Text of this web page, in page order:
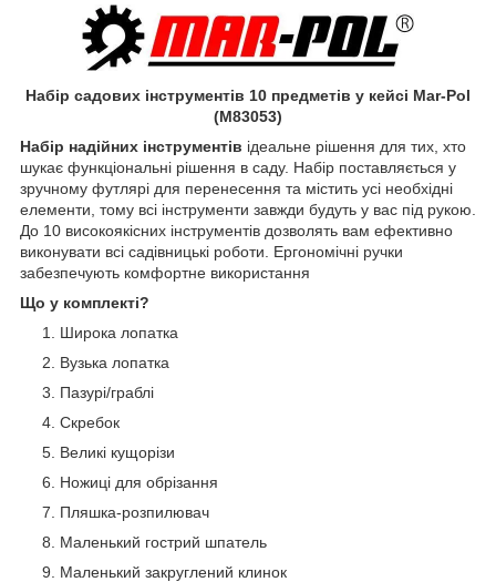
Набір садових інструментів 10 предметів у кейсі Mar-Pol
(M83053)
Набір надійних інструментів ідеальне рішення для тих, хто
шукає функціональні рішення в саду. Набір поставляється у
зручному футлярі для перенесення та містить усі необхідні
елементи, тому всі інструменти завжди будуть у вас під рукою.
До 10 високоякісних інструментів дозволять вам ефективно
виконувати всі садівницькі роботи. Ергономічні ручки
забезпечують комфортне використання
Що у комплекті?
Широка лопатка
Вузька лопатка
Пазурі/граблі
Скребок
Великі кущорізи
Ножиці для обрізання
Пляшка-розпилювач
Маленький гострий шпатель
Маленький закруглений клинок